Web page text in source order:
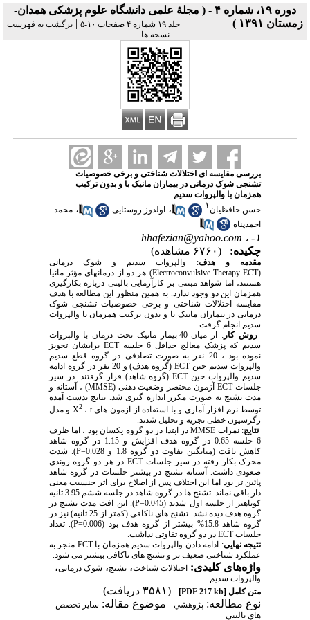
دوره ۱۹، شماره ۴ - ( مجلۀ علمی دانشگاه علوم پزشکی همدان-
زمستان ۱۳۹۱ )
جلد ۱۹ شماره ۴ صفحات ۱۰-۵ | برگشت به فهرست
نسخه ها
بررسی مقایسه ای اختلالات شناختی و برخی خصوصیات
تشنجی شوک درمانی در بیماران مانیک با و بدون ترکیب
همزمان با والپروات سدیم
حسن حافظیان۱ ، اولدوز روستایی ، محمد
احمدپناه
۱- ،
hhafezian@yahoo.com
چکیده:
(۶۷۶۰ مشاهده)
مقدمه و هدف: والپروات سدیم و شوک درمانی
(Electroconvulsive Therapy ECT) هر دو از درمانهای مؤثر مانیا
هستند، اما شواهد مبتنی بر کارآزمایی بالینی درباره بکارگیری
همزمان این دو وجود ندارد. به همین منظور این مطالعه با هدف
مقایسه اختلالات شناختی و برخی خصوصیات تشنجی شوک
درمانی در بیماران مانیک با و بدون ترکیب همزمان با والپروات
سدیم انجام گرفت.
روش کار
: از میان 40 بیمار مانیک تحت درمان با والپروات
سدیم که پزشک معالج حداقل 6 جلسه ECT برایشان تجویز
نموده بود ، 20 نفر به صورت تصادفی در گروه قطع سدیم
والپروات سدیم حین ECT (گروه هدف) و 20 نفر در گروه ادامه
سدیم والپروات حین ECT (گروه شاهد) قرار گرفتند. در سیر
جلسات ECT آزمون مختصر وضعیت ذهنی (MMSE) ، آستانه و
مدت تشنج به صورت مکرر اندازه گیری شد. نتایج بدست آمده
توسط نرم افزار آماری و با استفاده از آزمون های Χ
2
، t و مدل
رگرسیون خطی تجزیه و تحلیل شدند.
نتایج
: نمرات MMSE در ابتدا در دو گروه یکسان بود ، اما ظرف
6 جلسه 0.65 در گروه هدف افزایش و 1.15 در گروه شاهد
کاهش یافت (میانگین تفاوت دو گروه 1.8 و 0.028=P). شدت
محرک بکار رفته در سیر جلسات ECT در هر دو گروه روندی
صعودی داشت. آستانه تشنج در بیشتر جلسات در گروه شاهد
پائین تر بود اما این اختلاف پس از اصلاح برای اثر جنسیت معنی
دار باقی نماند. تشنج ها در گروه شاهد در جلسه ششم 3.95 ثانیه
کوتاهتر از جلسه اول شدند (0.045=P). این افت مدت تشنج در
گروه هدف دیده نشد. تشنج های ناکافی (کمتر از 25 ثانیه) نیز در
گروه شاهد 15.8% بیشتر از گروه هدف بود (0.006=P). تعداد
جلسات ECT در دو گروه تفاوتی نداشت.
نتیجه نهایی
: ادامه دادن والپروات سدیم همزمان با ECT منجر به
عملکرد شناختی ضعیف تر و تشنج های ناکافی بیشتر می شود.
واژه‌های کلیدی: اختلالات شناخت، تشنج، شوک درمانی،
والپروات سدیم
متن کامل[PDF 217 kb]
(۳۵۸۱ دریافت)
نوع مطالعه: پژوهشي| موضوع مقاله: سایر تخصص
هاي باليني